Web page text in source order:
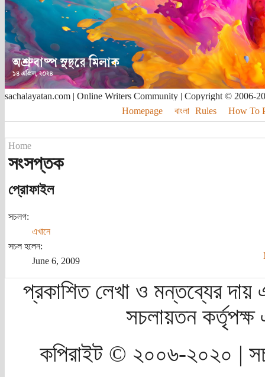
sachalayatan.com | Online Writers Community | Copyright © 2006-
Homepage
বাংলা Rules How To
Home
সংসপ্তক
প্রোফাইল
সচলগ:
এখানে
সচল হলেন:
June 6, 2009
প্রকাশিত লেখা ও মন্তব্যের দায়
সচলায়তন
কপিরাইট © ২০০৬-২০২০ |